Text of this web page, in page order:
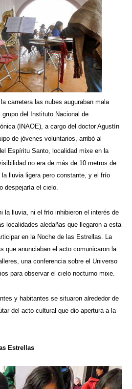
carretera las nubes auguraban mala
del Instituto Nacional de
(INAOE), a cargo del doctor Agustín
de jóvenes voluntarios, arribó al
Espíritu Santo, localidad mixe en la
no era de más de 10 metros de
lluvia ligera pero constante, y el frío
despejaría el cielo.
la lluvia, ni el frío inhibieron el interés de
localidades aledañas que llegaron a esta
en la Noche de las Estrellas. La
que anunciaban el acto comunicaron la
una conferencia sobre el Universo
para observar el cielo nocturno mixe.
y habitantes se situaron alrededor de
del acto cultural que dio apertura a la
Estrellas